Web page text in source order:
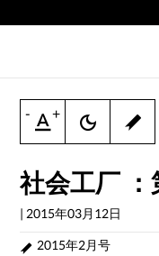
- +
社会工厂
| 2015年03月12日
2015年2月号